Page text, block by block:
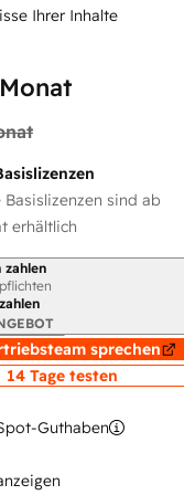
Ihrer Inhalte
Basislizenzen sind ab
erhältlich
zahlen
sprechen
14 Tage testen
Guthaben